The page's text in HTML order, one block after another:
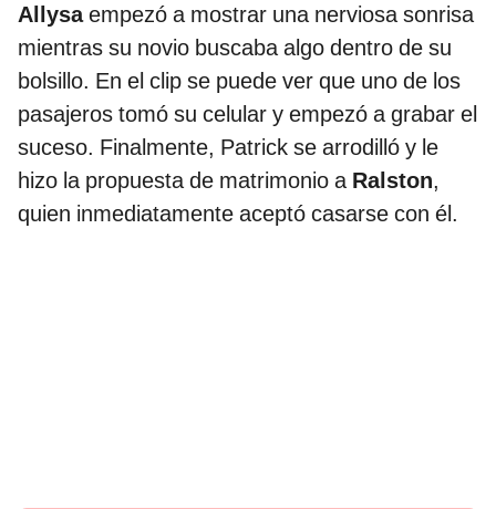
Allysaempezó a mostrar una nerviosa sonrisa
mientras su novio buscaba algo dentro de su
bolsillo. En el clip se puede ver que uno de los
pasajeros tomó su celular y empezó a grabar el
suceso. Finalmente, Patrick se arrodilló y le
hizo la propuesta de matrimonio a Ralston,
quien inmediatamente aceptó casarse con él.